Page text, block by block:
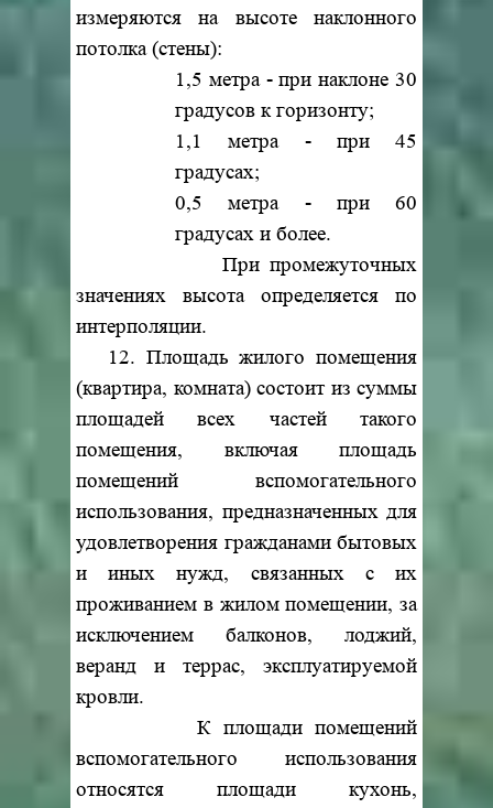
измеряются на высоте наклонного
потолка (стены):
1,5 метра - при наклоне 30
градусов к горизонту;
1,1 метра - при 45
градусах;
0,5 метра - при 60
градусах и более.
При промежуточных
значениях высота определяется по
интерполяции.
12. Площадь жилого помещения
(квартира, комната) состоит из суммы
площадей всех частей такого
помещения, включая площадь
помещений вспомогательного
использования, предназначенных для
удовлетворения гражданами бытовых
и иных нужд, связанных с их
проживанием в жилом помещении, за
исключением балконов, лоджий,
веранд и террас, эксплуатируемой
кровли.
К площади помещений
вспомогательного использования
относятся площади кухонь,